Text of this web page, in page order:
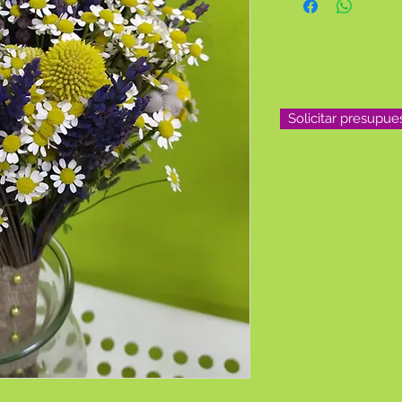
composiciones,
Solicitar